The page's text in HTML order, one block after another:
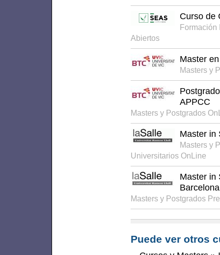
Curso de
Formación
Abiertos
Master
Masters y
APPCC
Masters y Postgrados
Master in
Masters y
Universitarios OnLine
Master in
Barcelona
Masters y Postgrados
Puede ver otros